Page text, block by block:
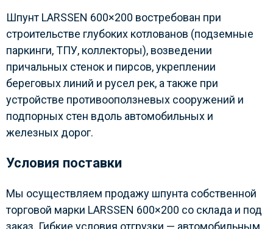
Шпунт LARSSEN 600×200 востребован при
строительстве глубоких котлованов (подземные
паркинги, ТПУ, коллекторы), возведении
причальных стенок и пирсов, укреплении
береговых линий и русел рек, а также при
устройстве противооползневых сооружений и
подпорных стен вдоль автомобильных и
железных дорог.
Условия поставки
Мы осуществляем продажу шпунта собственной
торговой марки LARSSEN 600×200 со склада и под
заказ. Гибкие условия отгрузки — автомобильным